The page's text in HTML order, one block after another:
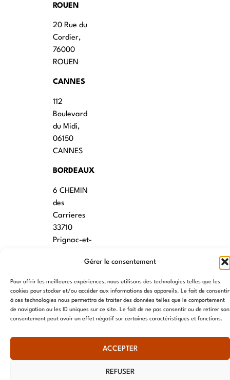
Gérer le consentement
Pour offrir les meilleures expériences, nous utilisons des technologies telles que les
cookies pour stocker et/ou accéder aux informations des appareils. Le fait de consentir
à ces technologies nous permettra de traiter des données telles que le comportement
de navigation ou les ID uniques sur ce site. Le fait de ne pas consentir ou de retirer son
consentement peut avoir un effet négatif sur certaines caractéristiques et fonctions.
ACCEPTER
REFUSER
ROUEN
20 Rue du
Cordier,
76000
ROUEN
CANNES
112
Boulevard
du Midi,
06150
CANNES
BORDEAUX
6 CHEMIN
des
Carrieres
33710
Prignac-et-
7 rue des
écoles
34790
© AME 2024, tous droits réservés